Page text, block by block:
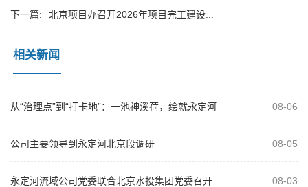
下一篇:
北京项目办召开2026年项目完工建设...
相关新闻
从“治理点”到“打卡地”：一池神溪荷，绘就永定河
08-06
公司主要领导到永定河北京段调研 08-05
永定河流域公司党委联合北京水投集团党委召开
08-03